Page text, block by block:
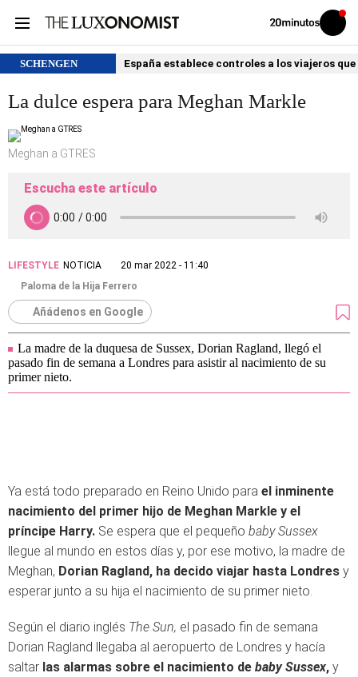
Volver
Iniciar
sesión
SCHENGEN España establece controles a los viajeros
La dulce espera para Meghan Markle
Meghan a GTRES
Escucha este artículo
LIFESTYLE NOTICIA
20 mar 2022 - 11:40
Paloma de la Hija Ferrero
Añádenos en Google
La madre de la duquesa de Sussex, Dorian Ragland, llegó el
pasado fin de semana a Londres para asistir al nacimiento de su
primer nieto.
Ya está todo preparado en Reino Unido para el inminente
nacimiento del primer hijo de Meghan Markle y el
príncipe Harry. Se espera que el pequeño baby Sussex
llegue al mundo en estos días y, por ese motivo, la madre de
Meghan, Dorian Ragland, ha decido viajar hasta Londres y
esperar junto a su hija el nacimiento de su primer nieto.
Según el diario inglés The Sun, el pasado fin de semana
Dorian Ragland llegaba al aeropuerto de Londres y hacía
saltar las alarmas sobre el nacimiento de baby Sussex, y